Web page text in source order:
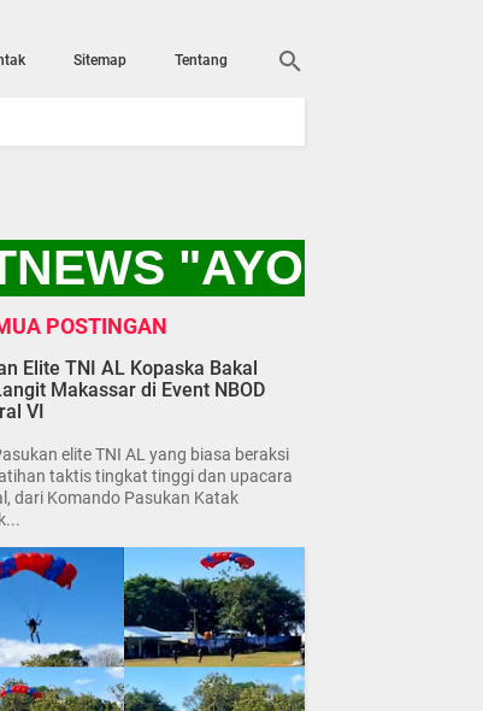
Sitemap Tentang
"AYO KITA
POSTINGAN
Elite TNI AL Kopaska Bakal
Makassar di Event NBOD
VI
elite TNI AL yang biasa beraksi
taktis tingkat tinggi dan upacara
dari Komando Pasukan Katak